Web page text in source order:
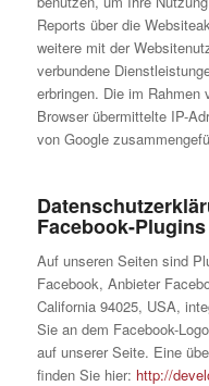
Reports über die
weitere mit der
verbundene
erbringen. Die im
Browser übermittelte IP-
von Google
Facebook-
Auf unseren Seiten sind
Facebook, Anbieter
California 94025, USA,
Sie an dem Facebook-
auf unserer Seite. Eine
finden Sie hier: http://